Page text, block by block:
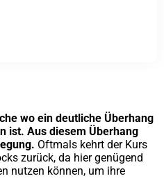
wo ein deutliche Überhang
ist. Aus diesem Überhang
Oftmals kehrt der Kurs
zurück, da hier genügend
nutzen können, um ihre